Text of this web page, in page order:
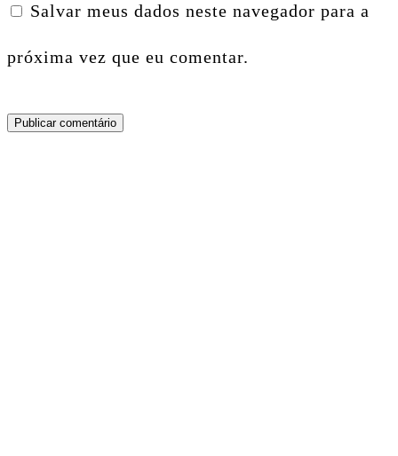
Salvar meus dados neste navegador para a
próxima vez que eu comentar.